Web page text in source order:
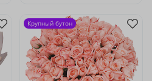
Крупный бутон